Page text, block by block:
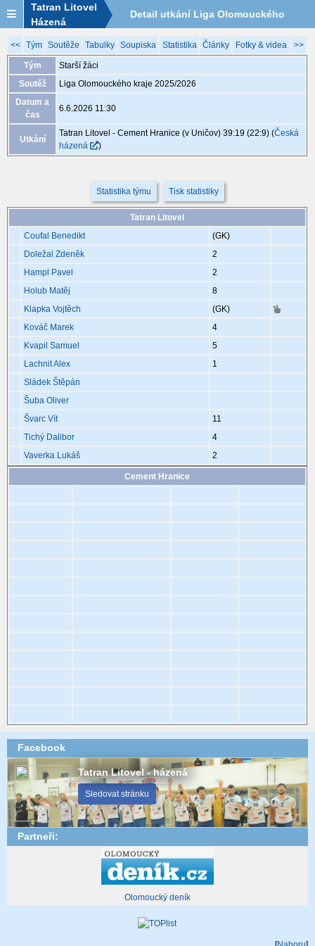
Tatran Litovel
Házená
Detail utkání Liga Olomouckého
kraje 2025/2026, MGA107, 6.6. 11:30
<< Tým Soutěže Tabulky Soupiska Statistika Články Fotky & videa >>
Tým
Starší žáci
Soutěž
Liga Olomouckého kraje 2025/2026
Datum a
čas
6.6.2026 11:30
Utkání
Tatran Litovel - Cement Hranice (v Uničov) 39:19 (22:9)(Česká
házená
)
Statistika týmu Tisk statistiky
Tatran Litovel
Coufal Benedikt
(GK)
Doležal Zdeněk
2
Hampl Pavel
2
Holub Matěj
8
Klapka Vojtěch
(GK)
Kováč Marek
4
Kvapil Samuel
5
Lachnit Alex
1
Sládek Štěpán
Šuba Oliver
Švarc Vít
11
Tichý Dalibor
4
Vaverka Lukáš
2
Cement Hranice
Facebook
Tatran Litovel - házená
Sledovat stránku
Partneři:
Olomoucký deník